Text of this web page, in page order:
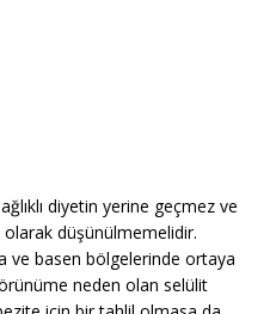
diyetin yerine geçmez ve
düşünülmemelidir.
ve basen bölgelerinde ortaya
neden olan selülit